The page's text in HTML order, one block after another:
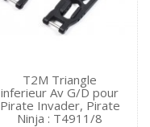
T2M Triangle
inferieur Av G/D pour
Pirate Invader, Pirate
Ninja : T4911/8